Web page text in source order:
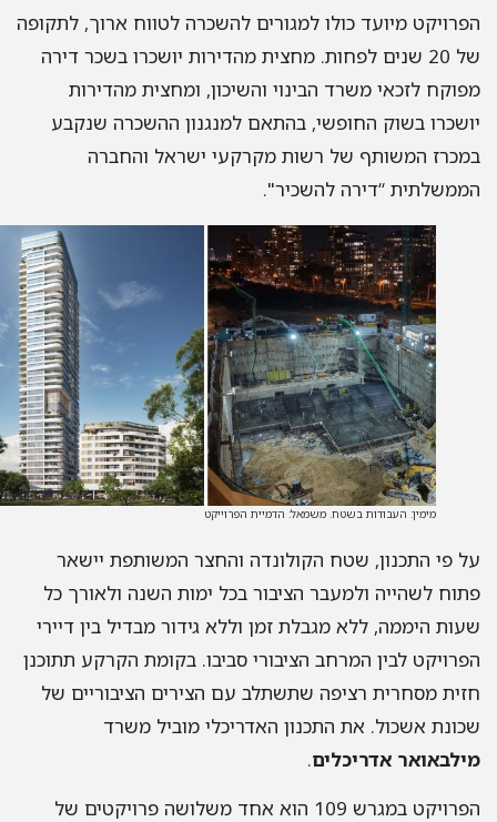
מיועד כולו למגורים להשכרה לטווח ארוך, לתקופה
של 20 שנים לפחות. מחצית מהדירות יושכרו בשכר דירה
לזכאי משרד הבינוי והשיכון, ומחצית מהדירות
בשוק החופשי, בהתאם למנגנון ההשכרה שנקבע
המשותף של רשות מקרקעי ישראל והחברה
“דירה להשכיר".
מימין: העבודות בשטח. משמאל: הדמיית הפרוייקט
פי התכנון, שטח הקולונדה והחצר המשותפת יישאר
לשהייה ולמעבר הציבור בכל ימות השנה ולאורך כל
היממה, ללא מגבלת זמן וללא גידור מבדיל בין דיירי
לבין המרחב הציבורי סביבו. בקומת הקרקע תתוכנן
מסחרית רציפה שתשתלב עם הצירים הציבוריים של
אשכול. את התכנון האדריכלי מוביל משרד
אדריכלים.
הפרויקט במגרש 109 הוא אחד משלושה פרויקטים של